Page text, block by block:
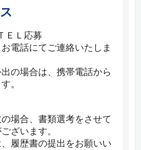
ＥＬ応募
話にてご連絡いたしま
場合は、携帯電話から
。
合、書類選考をさせて
ざいます。
歴書の提出をお願いい